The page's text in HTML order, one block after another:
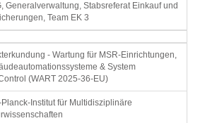
Generalverwaltung, Stabsreferat Einkauf und
Team EK 3
- Wartung für MSR-Einrichtungen,
& System
(WART 2025-36-EU)
Planck-Institut für Multidisziplinäre